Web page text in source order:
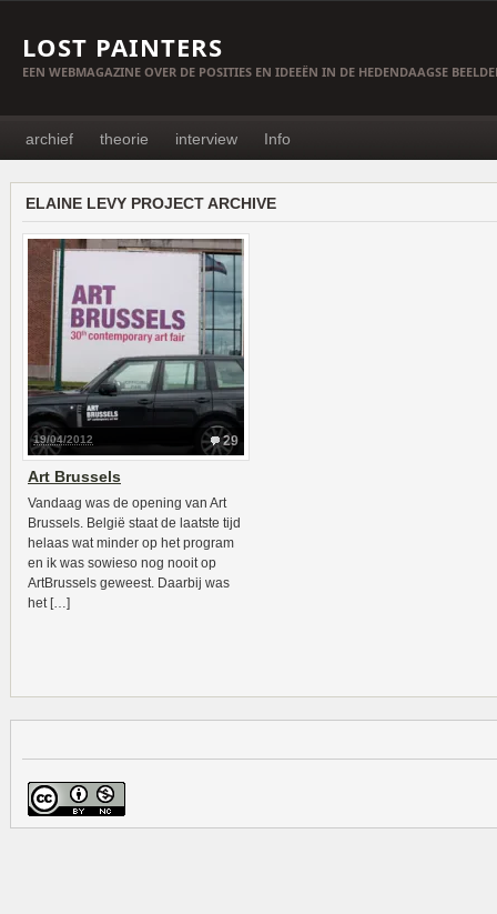
LOST PAINTERS
EEN WEBMAGAZINE OVER DE POSITIES EN IDEEËN IN DE HEDENDAAGSE
archief theorie interview Info
ELAINE LEVY PROJECT ARCHIVE
29
19/04/2012
Art Brussels
Vandaag was de opening van Art
Brussels. België staat de laatste tijd
helaas wat minder op het program
en ik was sowieso nog nooit op
ArtBrussels geweest. Daarbij was
het […]